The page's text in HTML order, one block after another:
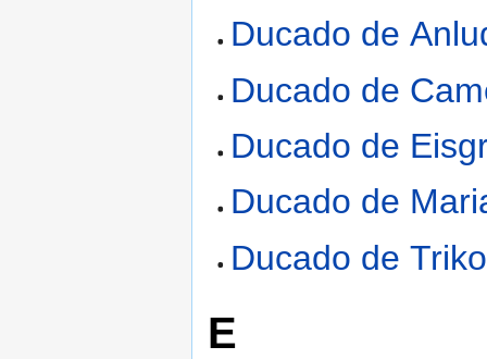
Ducado de
Ducado de
Ducado de
Ducado de
Ducado de
E